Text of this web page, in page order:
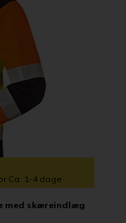
Ca. 1-4 dage
med skæreindlæg